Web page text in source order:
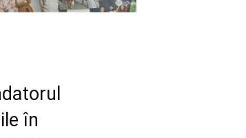
în